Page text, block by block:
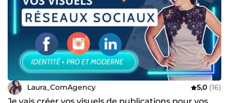
Laura_ComAgency 5,0 (16)